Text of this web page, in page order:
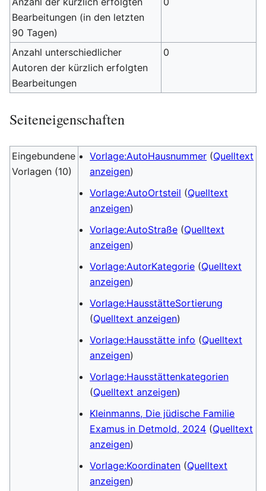
Bearbeitungen (in den letzten
90 Tagen)
Anzahl unterschiedlicher
Autoren der kürzlich erfolgten
Bearbeitungen
0
Seiteneigenschaften
Eingebundene
Vorlagen (10)
Vorlage:AutoHausnummer (Quelltext
anzeigen)
Vorlage:AutoOrtsteil (Quelltext
anzeigen)
Vorlage:AutoStraße (Quelltext
anzeigen)
Vorlage:AutorKategorie (Quelltext
anzeigen)
Vorlage:HausstätteSortierung
(Quelltext anzeigen)
Vorlage:Hausstätte info (Quelltext
anzeigen)
Vorlage:Hausstättenkategorien
(Quelltext anzeigen)
Kleinmanns, Die jüdische Familie
Examus in Detmold, 2024 (Quelltext
anzeigen)
Vorlage:Koordinaten (Quelltext
anzeigen)